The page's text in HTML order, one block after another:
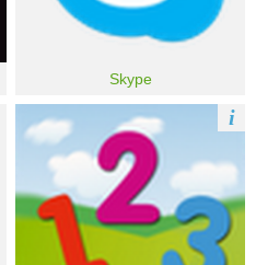
Skype
i